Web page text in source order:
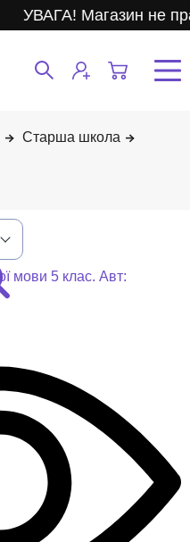
УВАГА! Магазин не
Старша школа